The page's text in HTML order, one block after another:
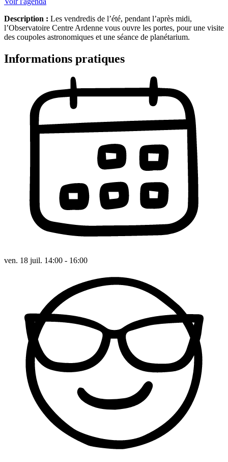
Description : Les vendredis de l’été, pendant l’après midi,
l’Observatoire Centre Ardenne vous ouvre les portes, pour une visite
des coupoles astronomiques et une séance de planétarium.
Informations pratiques
ven. 18 juil. 14:00 - 16:00